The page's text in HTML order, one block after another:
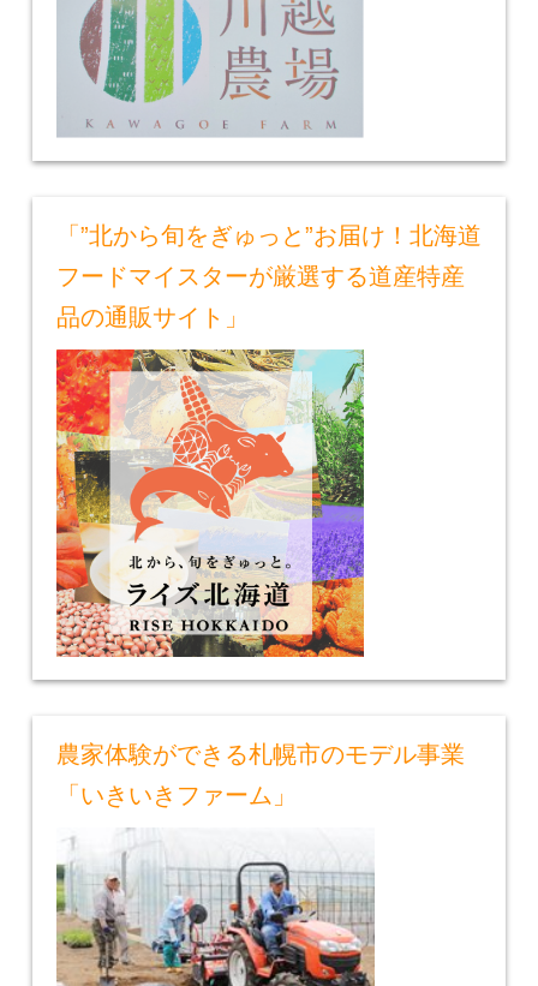
「”北から旬をぎゅっと”お届け！北海道
フードマイスターが厳選する道産特産
品の通販サイト」
農家体験ができる札幌市のモデル事業
「いきいきファーム」